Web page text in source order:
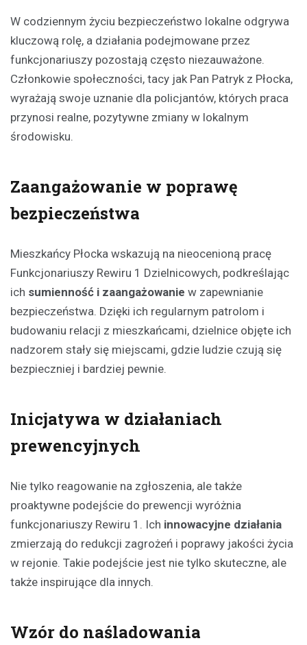
W codziennym życiu bezpieczeństwo lokalne odgrywa
kluczową rolę, a działania podejmowane przez
funkcjonariuszy pozostają często niezauważone.
Członkowie społeczności, tacy jak Pan Patryk z Płocka,
wyrażają swoje uznanie dla policjantów, których praca
przynosi realne, pozytywne zmiany w lokalnym
środowisku.
Zaangażowanie w poprawę
bezpieczeństwa
Mieszkańcy Płocka wskazują na nieocenioną pracę
Funkcjonariuszy Rewiru 1 Dzielnicowych, podkreślając
ich sumienność i zaangażowanie w zapewnianie
bezpieczeństwa. Dzięki ich regularnym patrolom i
budowaniu relacji z mieszkańcami, dzielnice objęte ich
nadzorem stały się miejscami, gdzie ludzie czują się
bezpieczniej i bardziej pewnie.
Inicjatywa w działaniach
prewencyjnych
Nie tylko reagowanie na zgłoszenia, ale także
proaktywne podejście do prewencji wyróżnia
funkcjonariuszy Rewiru 1. Ich innowacyjne działania
zmierzają do redukcji zagrożeń i poprawy jakości życia
w rejonie. Takie podejście jest nie tylko skuteczne, ale
także inspirujące dla innych.
Wzór do naśladowania